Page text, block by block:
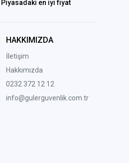
Piyasadaki en iyi fiyat
HAKKIMIZDA
İletişim
Hakkımızda
0232 372 12 12
info@gulerguvenlik.com.tr